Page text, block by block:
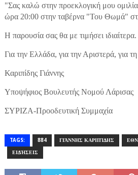
"Σας καλώ στην προεκλογική μου
ώρα 20:00 στην ταβέρνα "Του Θωμά"
Η παρουσία σας θα με τιμήσει ιδιαίτερα.
Για την Ελλάδα, για την Αριστερά, για
Καριπίδης Γιάννης
Υποψήφιος Βουλευτής Νομού Λάρισας
ΣΥΡΙΖΑ-Προοδευτική Συμμαχία
TAGS: 884 ΓΙΆΝΝΗΣ ΚΑΡΙΠΊΔΗΣ
ΕΙΔΉΣΕΙΣ